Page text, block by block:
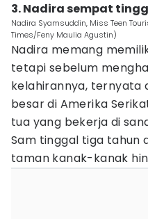
3. Nadira sempat
Nadira Syamsuddin, Miss Teen
Times/Feny Maulia Agustin)
Nadira memang
tetapi sebelum
kelahirannya, ternyata
besar di Amerika
tua yang bekerja di
Sam tinggal tiga tahun
taman kanak-kanak